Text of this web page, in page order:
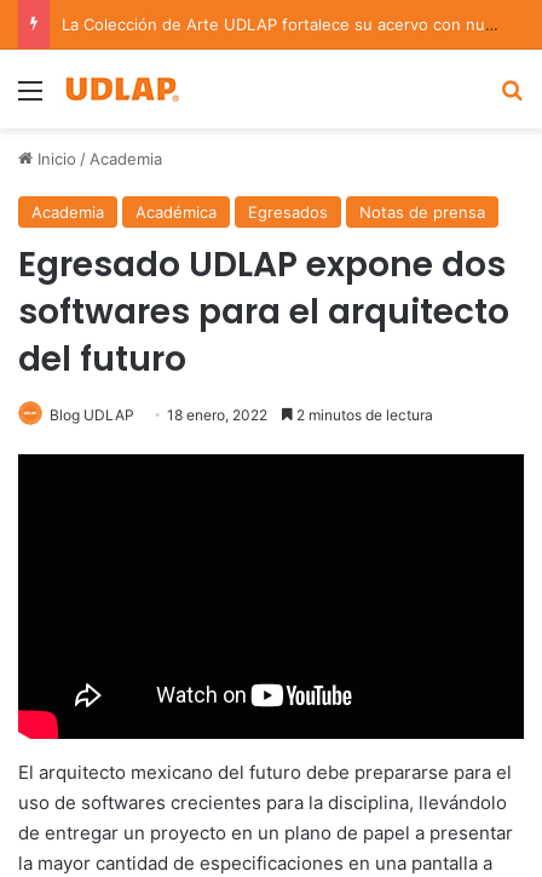
La Colección de Arte UDLAP fortalece su acervo con nuevas obras de artistas emergentes y consolidados
Menu
Inicio / Academia
Academia Académica Egresados Notas de prensa
Egresado UDLAP expone dos
softwares para el arquitecto
del futuro
Blog UDLAP 18 enero, 2022 2 minutos de lectura
El arquitecto mexicano del futuro debe prepararse para el
uso de softwares crecientes para la disciplina, llevándolo
de entregar un proyecto en un plano de papel a presentar
la mayor cantidad de especificaciones en una pantalla a